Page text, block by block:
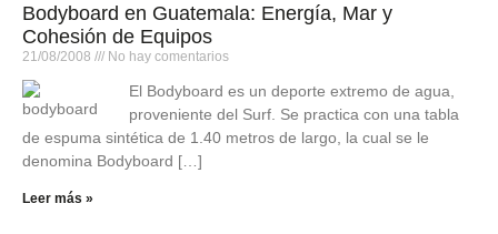
Bodyboard en Guatemala: Energía, Mar y
Cohesión de Equipos
21/08/2008 No hay comentarios
El Bodyboard es un deporte extremo de agua,
proveniente del Surf. Se practica con una tabla
de espuma sintética de 1.40 metros de largo, la cual se le
denomina Bodyboard […]
Leer más »